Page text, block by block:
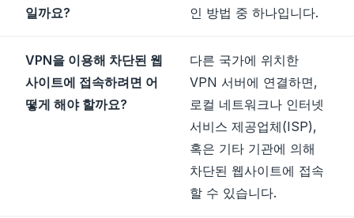
일까요?
인 방법 중 하나입니다.
VPN을 이용해 차단된 웹
사이트에 접속하려면 어
떻게 해야 할까요?
다른 국가에 위치한
VPN 서버에 연결하면,
로컬 네트워크나 인터넷
서비스 제공업체(ISP),
혹은 기타 기관에 의해
차단된 웹사이트에 접속
할 수 있습니다.